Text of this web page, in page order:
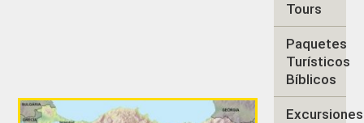
Tours
Paquetes
Turísticos
Bíblicos
Excursiones